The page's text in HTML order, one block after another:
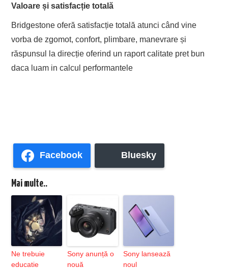
Valoare și satisfacție totală
Bridgestone oferă satisfacție totală atunci când vine
vorba de zgomot, confort, plimbare, manevrare și
răspunsul la direcție oferind un raport calitate pret bun
daca luam in calcul performantele
Facebook Bluesky
Mai multe..
Ne trebuie
educatie
Sony anunță o
nouă
Sony lansează
noul